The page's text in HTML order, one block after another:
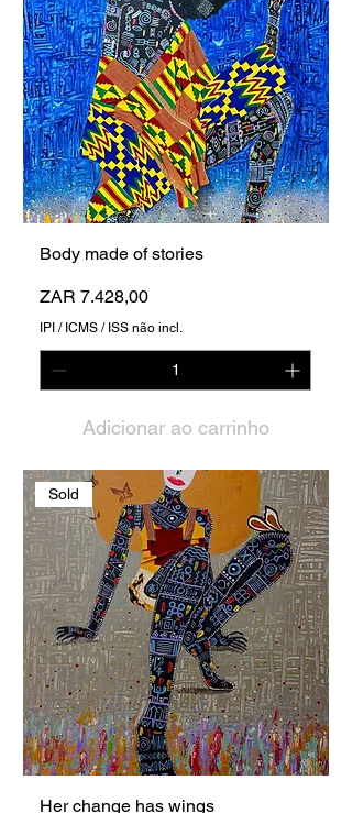
Body made of stories
Preço
ZAR 7.428,00
IPI / ICMS / ISS não incl.
Adicionar ao carrinho
Sold
Her change has wings